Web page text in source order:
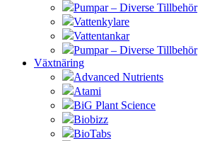
Pumpar – Diverse Tillbehör
Vattenkylare
Vattentankar
Pumpar – Diverse Tillbehör
Växtnäring
Advanced Nutrients
Atami
BiG Plant Science
Biobizz
BioTabs